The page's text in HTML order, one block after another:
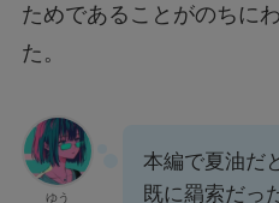
ためであることがのちに
た。
ゆう
本編で夏油だ
既に羂索だっ